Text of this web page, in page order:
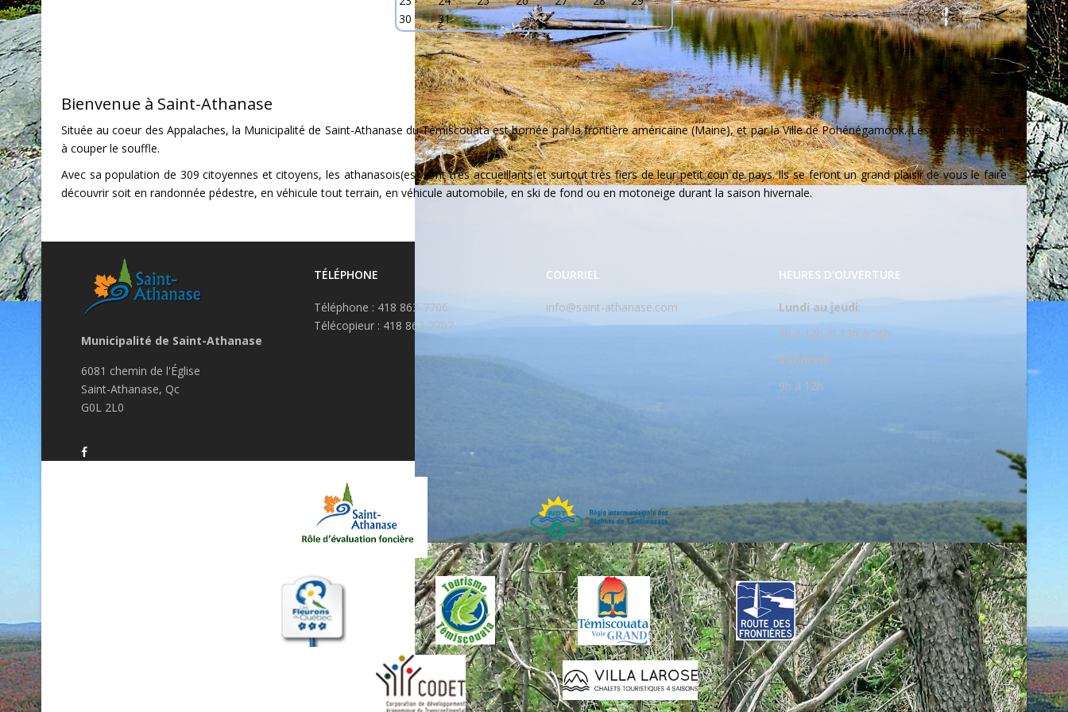
30
31
Bienvenue à Saint-Athanase
Située au coeur des Appalaches, la Municipalité de Saint-Athanase du Témiscouata est bornée par la frontière américaine (Maine), et par la Ville de Pohénégamook. Les paysages sont
à couper le souffle.
Avec sa population de 309 citoyennes et citoyens, les athanasois(es) sont très accueillants et surtout très fiers de leur petit coin de pays. Ils se feront un grand plaisir de vous le faire
découvrir soit en randonnée pédestre, en véhicule tout terrain, en véhicule automobile, en ski de fond ou en motoneige durant la saison hivernale.
Municipalité de Saint-Athanase
6081 chemin de l'Église
Saint-Athanase, Qc
G0L 2L0
TÉLÉPHONE
Téléphone : 418 863-7706
Télécopieur : 418 863-7707
COURRIEL
info@saint-athanase.com
HEURES D'OUVERTURE
Lundi au jeudi:
9h à 12h et 13h à 16h
Vendredi:
9h à 12h